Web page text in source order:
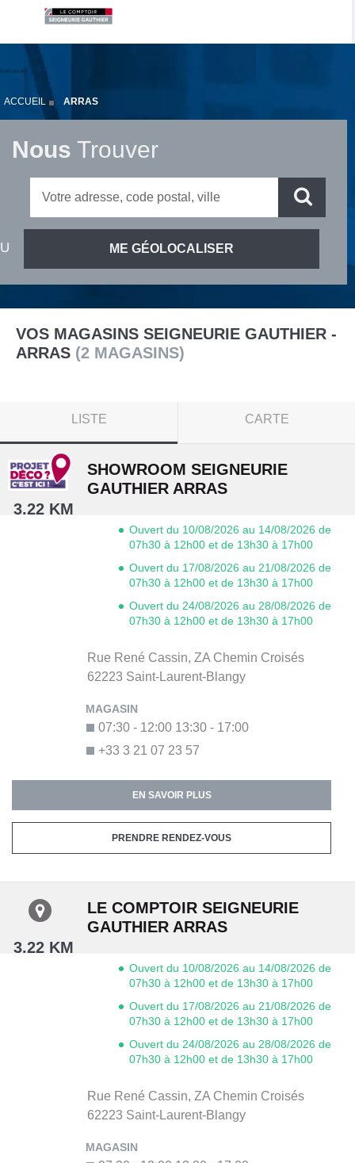
ACCUEIL ARRAS
Nous Trouver
VOS MAGASINS SEIGNEURIE GAUTHIER -
ARRAS (2 MAGASINS)
LISTE CARTE
3.22 KM
SHOWROOM SEIGNEURIE
GAUTHIER ARRAS
Rue René Cassin, ZA Chemin Croisés
62223 Saint-Laurent-Blangy
+33 3 21 07 23 57
07:30 - 12:00 13:30 - 17:00
Ouvert du 10/08/2026 au 14/08/2026 de
07h30 à 12h00 et de 13h30 à 17h00
Ouvert du 17/08/2026 au 21/08/2026 de
07h30 à 12h00 et de 13h30 à 17h00
Ouvert du 24/08/2026 au 28/08/2026 de
07h30 à 12h00 et de 13h30 à 17h00
EN SAVOIR PLUS
PRENDRE RENDEZ-VOUS
3.22 KM
LE COMPTOIR SEIGNEURIE
GAUTHIER ARRAS
Rue René Cassin, ZA Chemin Croisés
62223 Saint-Laurent-Blangy
Ouvert du 10/08/2026 au 14/08/2026 de
07h30 à 12h00 et de 13h30 à 17h00
Ouvert du 17/08/2026 au 21/08/2026 de
07h30 à 12h00 et de 13h30 à 17h00
Ouvert du 24/08/2026 au 28/08/2026 de
07h30 à 12h00 et de 13h30 à 17h00